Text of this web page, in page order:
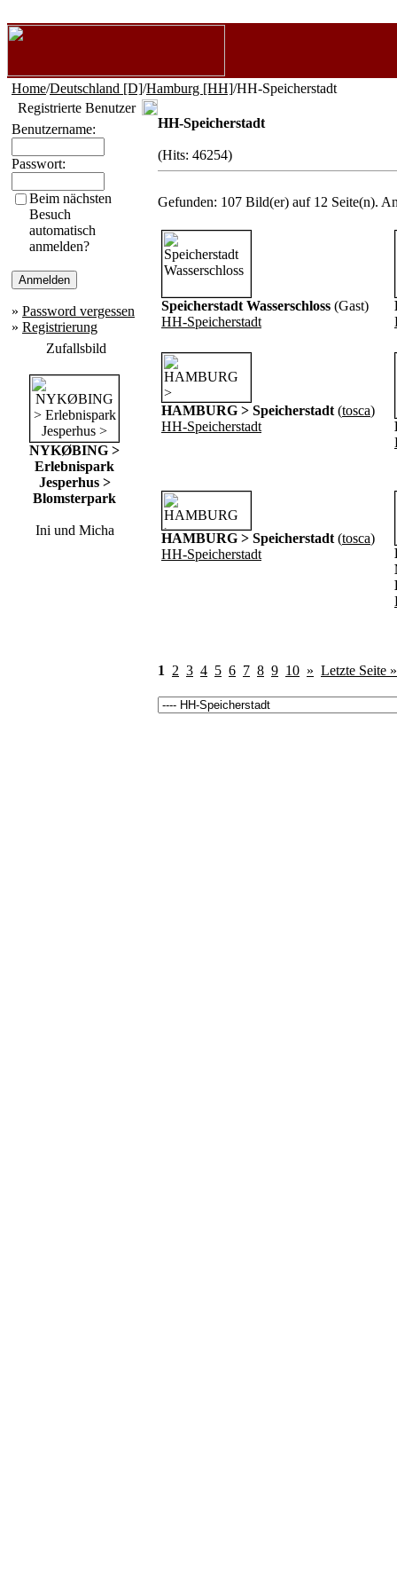
Home/Deutschland [D]/Hamburg [HH]/HH-Speicherstadt
Registrierte Benutzer
Benutzername:
Passwort:
Beim nächsten
Besuch
automatisch
anmelden?
» Password vergessen
» Registrierung
Zufallsbild
NYKØBING >
Erlebnispark
Jesperhus >
Blomsterpark
Ini und Micha
HH-Speicherstadt
(Hits: 46254)
Gefunden: 107 Bild(er) auf 12 Seite(n).
Speicherstadt Wasserschloss (Gast)
HH-Speicherstadt
HAMBURG > Speicherstadt (tosca)
HH-Speicherstadt
HAMBURG > Speicherstadt (tosca)
HH-Speicherstadt
1 2 3 4 5 6 7 8 9 10 » Letzte Seite »